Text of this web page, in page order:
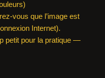
vous que l’image est
Internet).
petit pour la pratique —